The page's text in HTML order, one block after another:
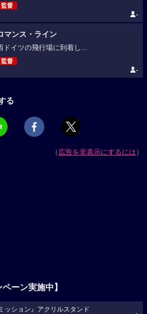
監督
-
マンス・ライン
ドイツの飛行場に到着し...
監督
-
る
（広告を非表示にするには）
ーン実施中】
ッション』アクリルスタンド